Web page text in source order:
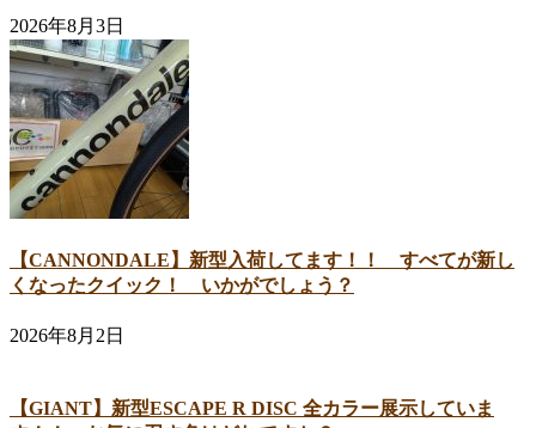
2026年8月3日
【CANNONDALE】新型入荷してます！！ すべてが新し
くなったクイック！ いかがでしょう？
2026年8月2日
【GIANT】新型ESCAPE R DISC 全カラー展示していま